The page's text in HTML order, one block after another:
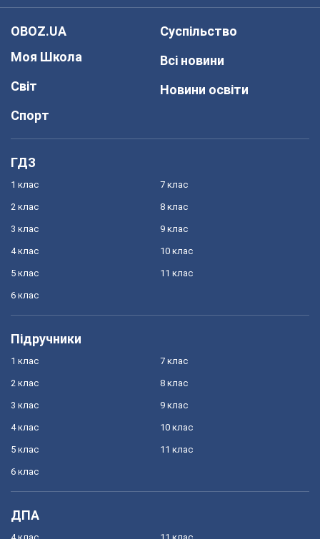
OBOZ.UA
Моя Школа
Світ
Спорт
Суспільство
Всі новини
Новини освіти
ГДЗ
1 клас
2 клас
3 клас
4 клас
5 клас
6 клас
7 клас
8 клас
9 клас
10 клас
11 клас
Підручники
1 клас
2 клас
3 клас
4 клас
5 клас
6 клас
7 клас
8 клас
9 клас
10 клас
11 клас
ДПА